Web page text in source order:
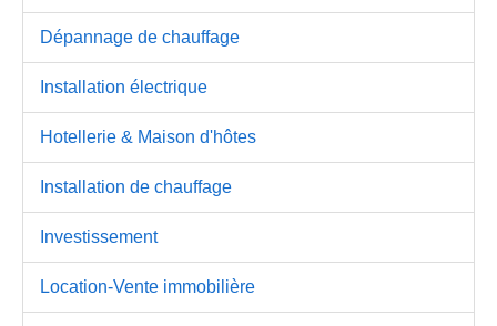
Dépannage de chauffage
Installation électrique
Hotellerie & Maison d'hôtes
Installation de chauffage
Investissement
Location-Vente immobilière